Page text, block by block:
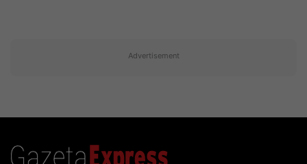
Advertisement